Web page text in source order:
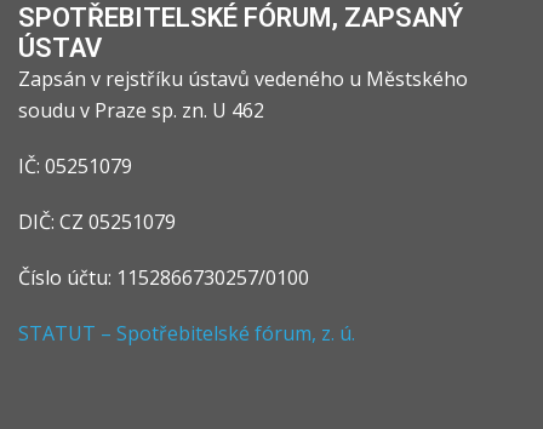
SPOTŘEBITELSKÉ FÓRUM, ZAPSANÝ
ÚSTAV
Zapsán v rejstříku ústavů vedeného u Městského
soudu v Praze sp. zn. U 462
IČ: 05251079
DIČ: CZ 05251079
Číslo účtu: 1152866730257/0100
STATUT – Spotřebitelské fórum, z. ú.